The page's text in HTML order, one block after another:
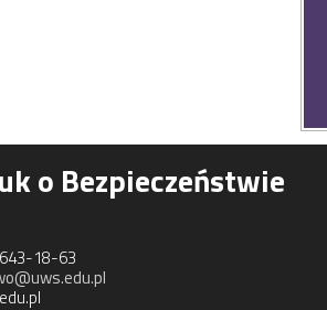
o Bezpieczeństwie
18-63